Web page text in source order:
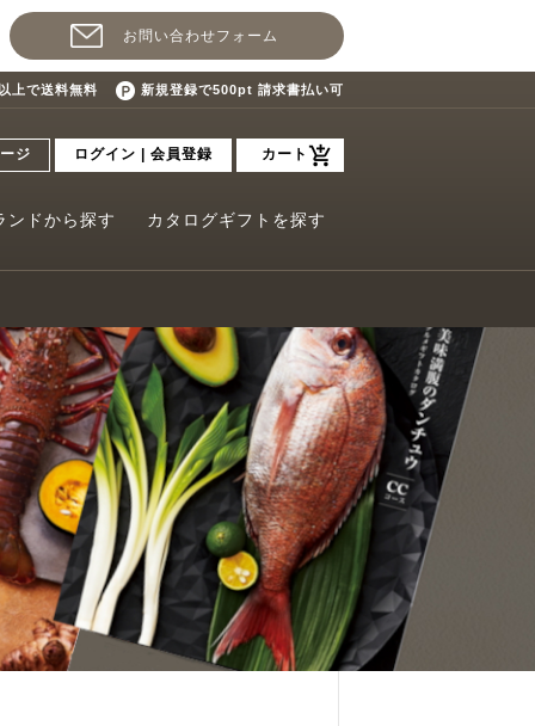
お問い合わせフォーム
上で送料無料 新規登録で500pt 請求書払い可
ジ ログイン | 会員登録 カート
ンドから探す カタログギフトを探す